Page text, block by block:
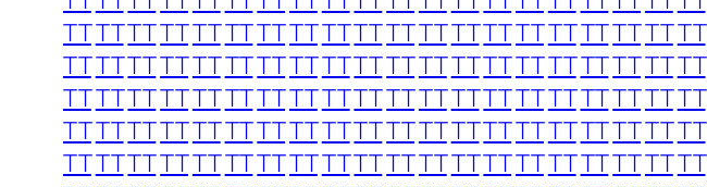
TTTTTTTTTTTTTTTTTTTTTTTTTTTTTTTTTTTTTTTT
TTTTTTTTTTTTTTTTTTTTTTTTTTTTTTTTTTTTTTTT
TTTTTTTTTTTTTTTTTTTTTTTTTTTTTTTTTTTTTTTT
TTTTTTTTTTTTTTTTTTTTTTTTTTTTTTTTTTTTTTTT
TTTTTTTTTTTTTTTTTTTTTTTTTTTTTTTTTTTTTTTT